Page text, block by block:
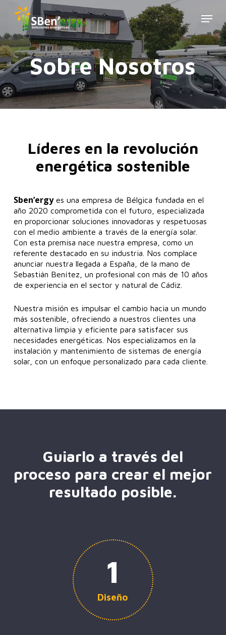
main
content
Menu
Sobre Nosotros
Líderes en la revolución
energética sostenible
Sben’ergyes una empresa de Bélgica fundada en el
año 2020 comprometida con el futuro, especializada
en proporcionar soluciones innovadoras y respetuosas
con el medio ambiente a través de la energía solar.
Con esta premisa nace nuestra empresa, como un
referente destacado en su industria. Nos complace
anunciar nuestra llegada a España, de la mano de
Sebastián Benítez, un profesional con más de 10 años
de experiencia en el sector y natural de Cádiz.
Nuestra misión es impulsar el cambio hacia un mundo
más sostenible, ofreciendo a nuestros clientes una
alternativa limpia y eficiente para satisfacer sus
necesidades energéticas. Nos especializamos en la
instalación y mantenimiento de sistemas de energía
solar, con un enfoque personalizado para cada cliente.
Guiarlo a través del
proceso para crear el mejor
resultado posible.
1
Diseño
Close
Menu